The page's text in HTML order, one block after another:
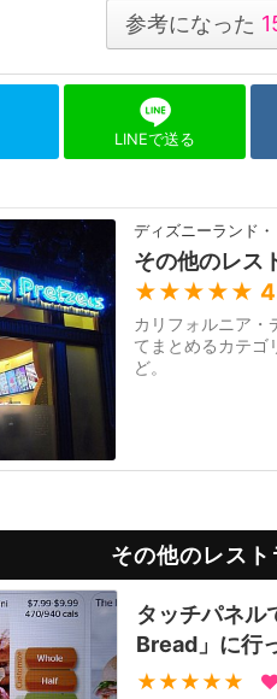
参考になった
LINEで送る
ディズニーランド・
その他のレス
★★★★★
カリフォルニア・
てまとめるカテゴ
ど。
その他のレスト
タッチパネル
Bread」に行
★★★★★